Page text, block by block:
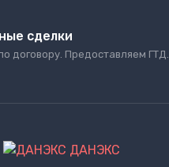
сделки
договору. Предоставляем ГТД.
ДАНЭКС